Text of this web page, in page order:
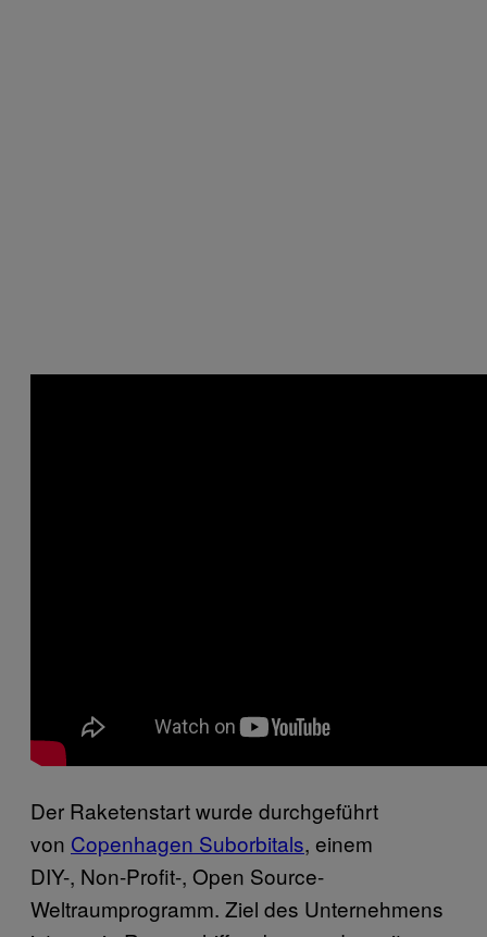
Der Raketenstart wurde durchgeführt
von Copenhagen Suborbitals, einem
DIY-, Non-Profit-, Open Source-
Weltraumprogramm. Ziel des Unternehmens